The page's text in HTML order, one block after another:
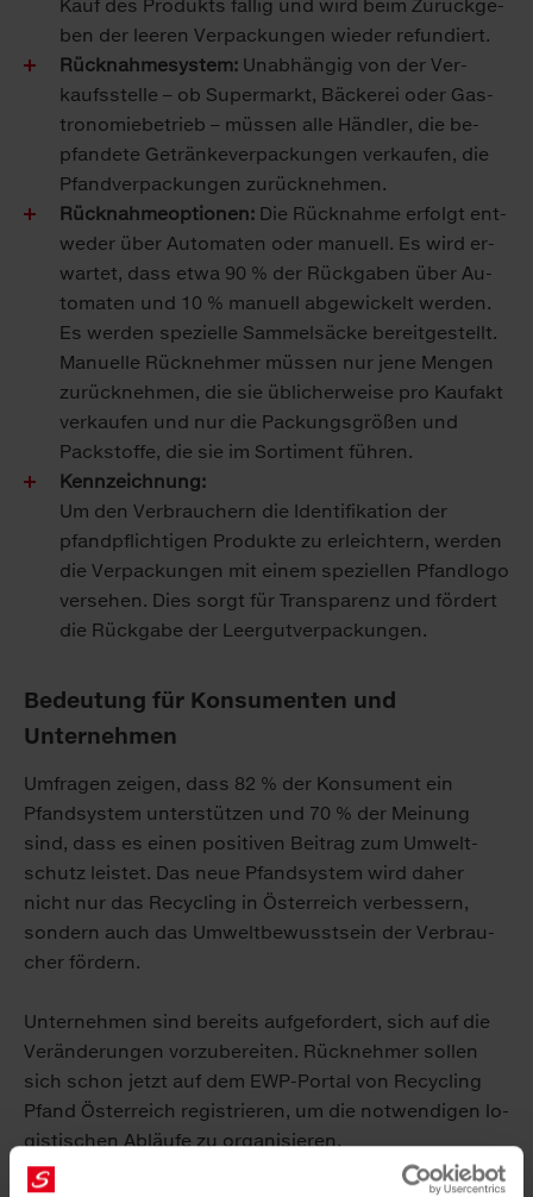
Kauf des Pro­dukts fäl­lig und wird beim Zu­rück­ge­
ben der lee­ren Ver­pa­ckun­gen wie­der re­fun­diert.
Rück­nah­me­sys­tem: Un­ab­hän­gig von der Ver­
kaufs­stel­le – ob Su­per­markt, Bä­cke­rei oder Gas­
tro­no­mie­be­trieb – müs­sen al­le Händ­ler, die be­
pfan­de­te Ge­trän­ke­ver­pa­ckun­gen ver­kau­fen, die
Pfand­ver­pa­ckun­gen zu­rück­neh­men.
Rück­nah­me­op­tio­nen: Die Rück­nah­me er­folgt ent­
we­der über Au­to­ma­ten oder ma­nu­ell. Es wird er­
war­tet, dass et­wa 90 % der Rück­ga­ben über Au­
to­ma­ten und 10 % ma­nu­ell ab­ge­wi­ckelt wer­den.
Es wer­den spe­zi­el­le Sam­mel­sä­cke be­reit­ge­stellt.
Ma­nu­el­le Rück­neh­mer müs­sen nur je­ne Men­gen
zu­rück­neh­men, die sie üb­li­cher­wei­se pro Kauf­akt
ver­kau­fen und nur die Pa­ckungs­grö­ßen und
Pack­stof­fe, die sie im Sor­ti­ment füh­ren.
Kenn­zeich­nung:
Um den Ver­brau­chern die Iden­ti­fi­ka­ti­on der
pfand­pflich­ti­gen Pro­duk­te zu er­leich­tern, wer­den
die Ver­pa­ckun­gen mit ei­nem spe­zi­el­len Pfand­lo­go
ver­se­hen. Dies sorgt für Trans­pa­renz und för­dert
die Rück­ga­be der Leer­gut­ver­pa­ckun­gen.
Bedeutung für Konsumenten und
Unternehmen
Um­fra­gen zei­gen, dass 82 % der Kon­su­ment ein
Pfand­sys­tem un­ter­stüt­zen und 70 % der Mei­nung
sind, dass es ei­nen po­si­ti­ven Bei­trag zum Um­welt­
schutz leis­tet. Das neue Pfand­sys­tem wird da­her
nicht nur das Re­cy­cling in Ös­ter­reich ver­bes­sern,
son­dern auch das Um­welt­be­wusst­sein der Ver­brau­
cher för­dern.
Un­ter­neh­men sind be­reits auf­ge­for­dert, sich auf die
Ver­än­de­run­gen vor­zu­be­rei­ten. Rück­neh­mer sol­len
sich schon jetzt auf dem EWP-Por­tal von Re­cy­cling
Pfand Ös­ter­reich re­gis­trie­ren, um die not­wen­di­gen lo­
gis­ti­schen Ab­läu­fe zu or­ga­ni­sie­ren.